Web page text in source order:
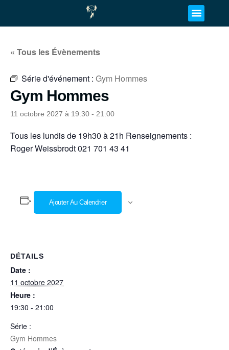
« Tous les Évènements
Série d'événement : Gym Hommes
Gym Hommes
11 octobre 2027 à 19:30 - 21:00
Tous les lundis de 19h30 à 21h Renseignements :
Roger Weissbrodt 021 701 43 41
Ajouter Au Calendrier
DÉTAILS
Date :
11 octobre 2027
Heure :
19:30 - 21:00
Série :
Gym Hommes